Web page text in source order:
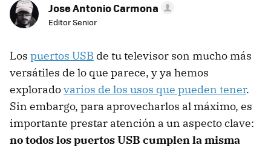
Jose Antonio Carmona
Editor Senior
Los puertos USB de tu televisor son mucho más
versátiles de lo que parece, y ya hemos
exploradovarios de los usos que pueden tener.
Sin embargo, para aprovecharlos al máximo, es
importante prestar atención a un aspecto clave:
no todos los puertos USB cumplen la misma